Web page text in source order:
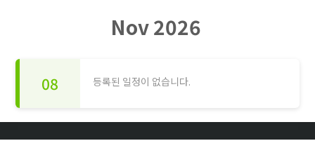
Nov 2026
08 등록된 일정이 없습니다.